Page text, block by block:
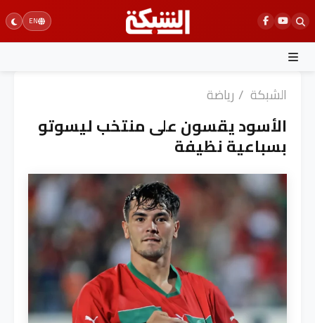
Skip
to
content
EN
الشبكة / رياضة
الأسود يقسون على منتخب ليسوتو
بسباعية نظيفة